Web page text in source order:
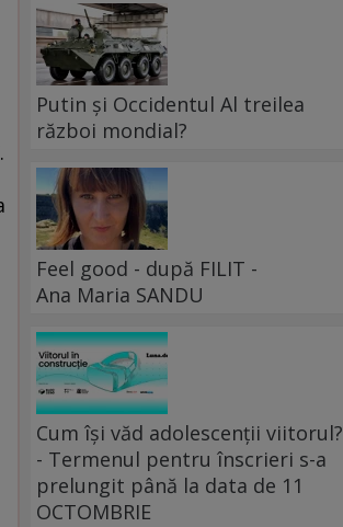
Putin și Occidentul Al treilea
război mondial?
Feel good - după FILIT -
Ana Maria SANDU
Cum își văd adolescenții viitorul?
- Termenul pentru înscrieri s-a
prelungit până la data de 11
OCTOMBRIE